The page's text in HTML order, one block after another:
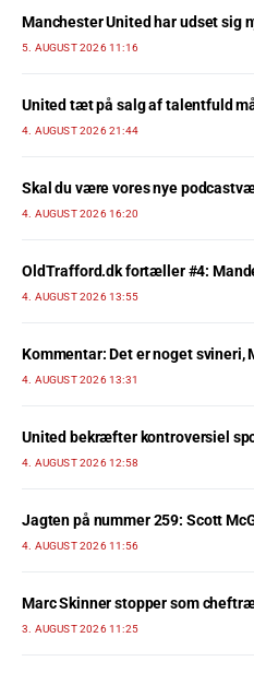
Manchester United har udset sig
5. AUGUST 2026 11:16
United tæt på salg af talentfuld
4. AUGUST 2026 21:44
Skal du være vores nye
4. AUGUST 2026 16:20
OldTrafford.dk fortæller #4:
4. AUGUST 2026 13:55
Kommentar: Det er noget svineri,
4. AUGUST 2026 13:31
United bekræfter kontroversiel
4. AUGUST 2026 12:58
Jagten på nummer 259: Scott
4. AUGUST 2026 11:56
Marc Skinner stopper som
3. AUGUST 2026 11:25